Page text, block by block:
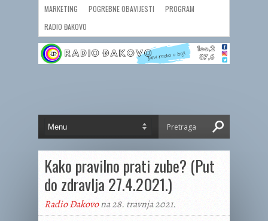
MARKETING POGREBNE OBAVIJESTI
PROGRAM
RADIO ĐAKOVO
Kako pravilno prati zube? (Put
do zdravlja 27.4.2021.)
Radio Đakovona 28. travnja 2021.